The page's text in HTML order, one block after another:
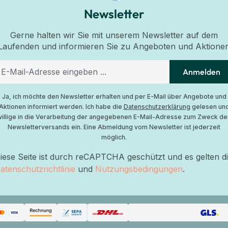
Newsletter
Gerne halten wir Sie mit unserem Newsletter auf dem
und informieren Sie zu Angeboten und
Anmelden
Ja, ich möchte den Newsletter erhalten und per E-Mail über Angebote und
informiert werden. Ich habe die Datenschutzerklärung gelesen
in die Verarbeitung der angegebenen E-Mail-Adresse zum Zweck
Newsletterversands ein. Eine Abmeldung vom Newsletter ist jederzeit
möglich.
Seite ist durch reCAPTCHA geschützt und es gelten
und Nutzungsbedingungen.